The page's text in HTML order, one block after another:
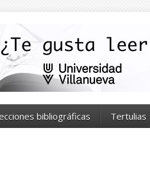
bibliográficas Tertulias